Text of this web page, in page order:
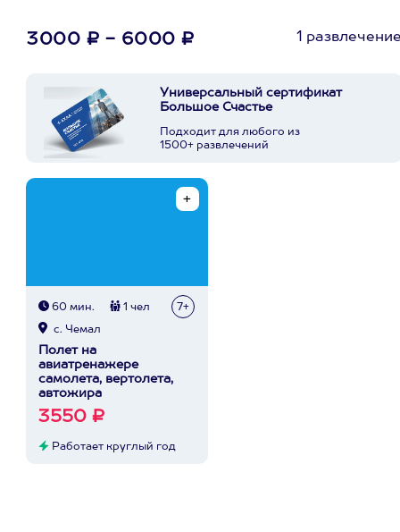
3000 ₽ - 6000 ₽ 1
Универсальный сертификат
Большое Счастье
Подходит для любого из
1500+ развлечений
60 мин. 1 чел 7+
с. Чемал
Полет на
авиатренажере
самолета, вертолета,
автожира
3550 ₽
Работает круглый год